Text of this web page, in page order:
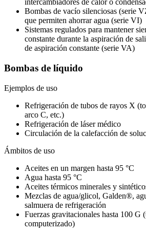
intercambiadores de calor o
Bombas de vacío silenciosas (serie
que permiten ahorrar agua (serie VI)
Sistemas regulados para mantener
constante durante la aspiración de
de aspiración constante (serie VA)
Bombas de líquido
Ejemplos de uso
Refrigeración de tubos de rayos X
arco C, etc.)
Refrigeración de láser médico
Circulación de la calefacción de
Ámbitos de uso
Aceites en un margen hasta 95 °C
Agua hasta 95 °C
Aceites térmicos minerales y
Mezclas de agua/glicol, Galden®,
salmuera de refrigeración
Fuerzas gravitacionales hasta 100 G
computerizado)